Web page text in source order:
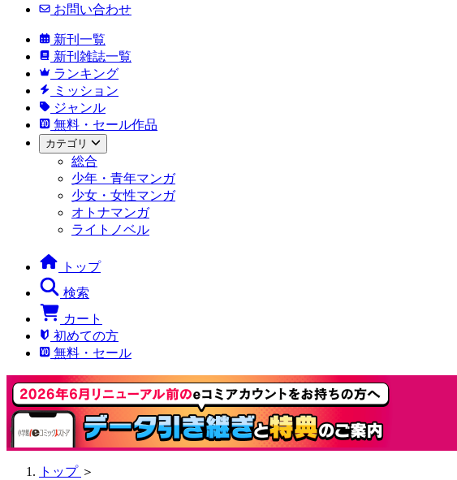
お問い合わせ
新刊一覧
新刊雑誌一覧
ランキング
ミッション
ジャンル
無料・セール作品
カテゴリ
総合
少年・青年マンガ
少女・女性マンガ
オトナマンガ
ライトノベル
トップ
検索
カート
初めての方
無料・セール
トップ ＞